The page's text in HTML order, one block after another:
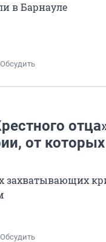
в Барнауле
Обсудить
от
захватывающих
Обсудить